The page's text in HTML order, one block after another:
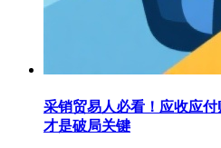
采销贸易人必看！应收应
才是破局关键